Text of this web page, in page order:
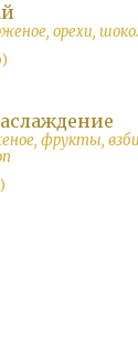
орехи,
фрукты,